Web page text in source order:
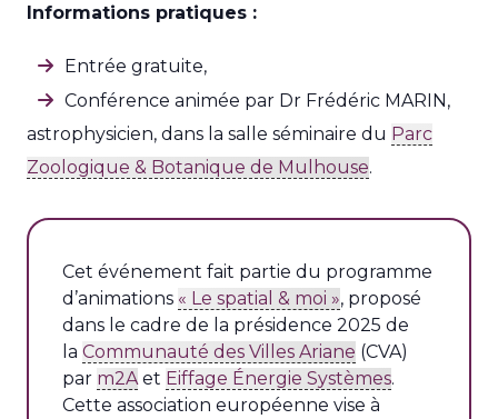
Informations pratiques :
Entrée gratuite,
Conférence animée par Dr Frédéric MARIN,
astrophysicien, dans la salle séminaire du Parc
Zoologique & Botanique de Mulhouse.
Cet événement fait partie du programme
d’animations « Le spatial & moi », proposé
dans le cadre de la présidence 2025 de
la Communauté des Villes Ariane (CVA)
par m2A et Eiffage Énergie Systèmes.
Cette association européenne vise à